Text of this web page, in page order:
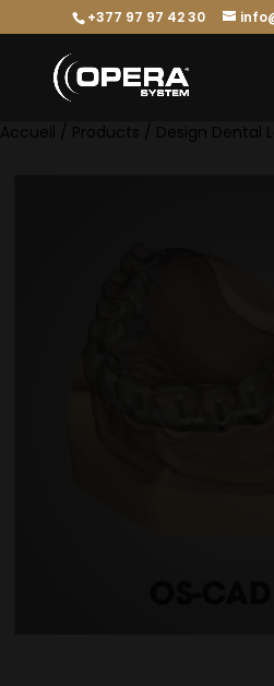
+377 97 97 42 30
Accueil / Products / Design Dental